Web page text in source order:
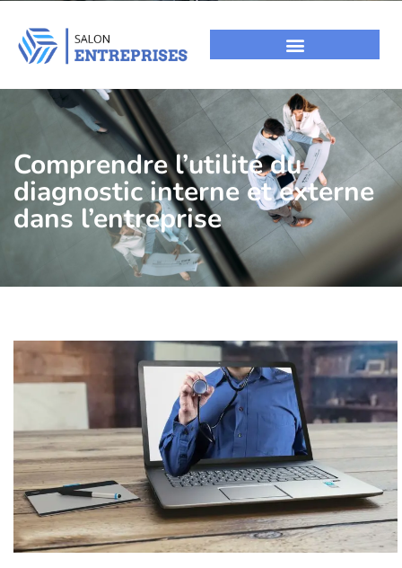
Comprendre l’utilité du
diagnostic interne et externe
dans l’entreprise